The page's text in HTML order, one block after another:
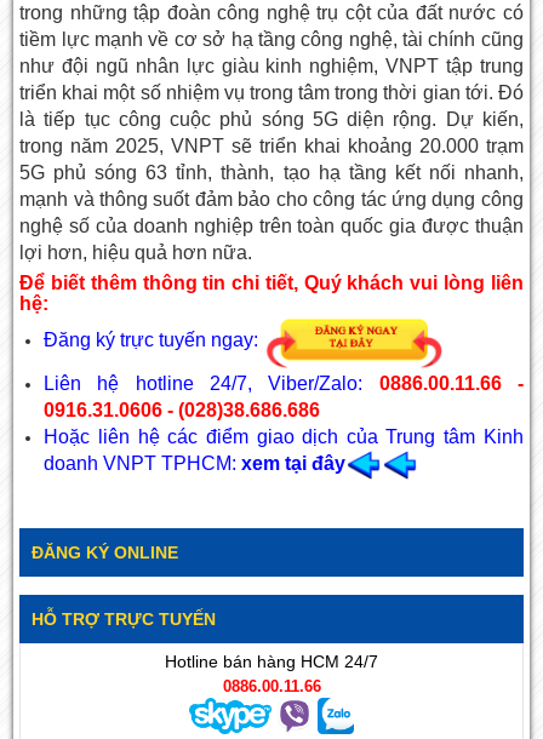
trong những tập đoàn công nghệ trụ cột của đất nước có
tiềm lực mạnh về cơ sở hạ tầng công nghệ, tài chính cũng
như đội ngũ nhân lực giàu kinh nghiệm, VNPT tập trung
triển khai một số nhiệm vụ trong tâm trong thời gian tới. Đó
là tiếp tục công cuộc phủ sóng 5G diện rộng. Dự kiến,
trong năm 2025, VNPT sẽ triển khai khoảng 20.000 trạm
5G phủ sóng 63 tỉnh, thành, tạo hạ tầng kết nối nhanh,
mạnh và thông suốt đảm bảo cho công tác ứng dụng công
nghệ số của doanh nghiệp trên toàn quốc gia được thuận
lợi hơn, hiệu quả hơn nữa.
Để biết thêm thông tin chi tiết, Quý khách vui lòng liên
hệ:
Đăng ký trực tuyến ngay:
Liên hệ hotline 24/7, Viber/Zalo: 0886.00.11.66 -
0916.31.0606 - (028)38.686.686
Hoặc liên hệ các điểm giao dịch của Trung tâm Kinh
doanh VNPT TPHCM: xemtại đây
ĐĂNG KÝ ONLINE
HỖ TRỢ TRỰC TUYẾN
Hotline bán hàng HCM 24/7
0886.00.11.66